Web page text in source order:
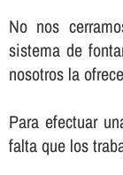
No nos
sistema de
nosotros la
Para efectuar
falta que los